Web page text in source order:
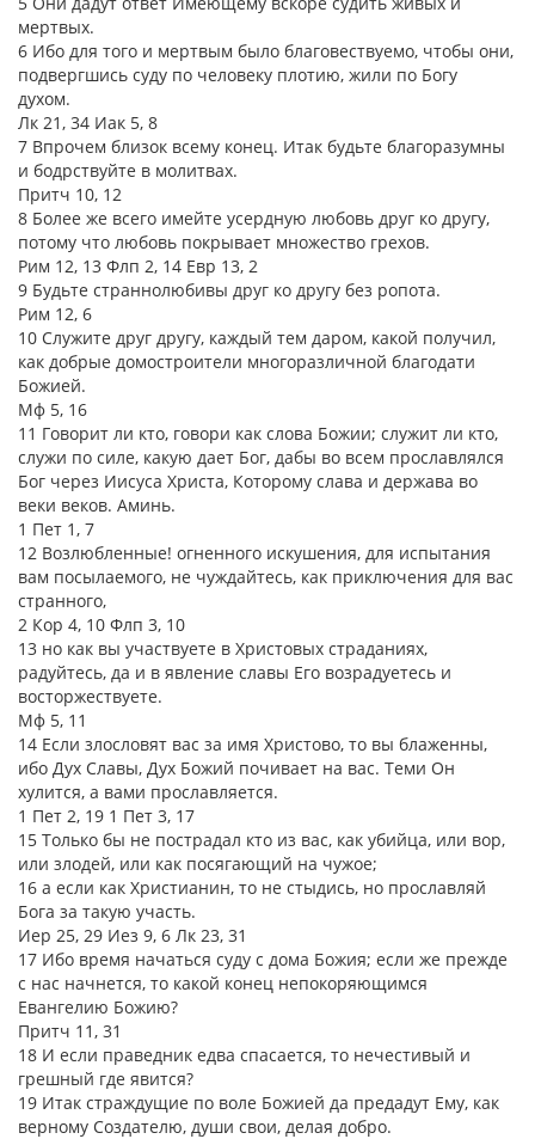
мертвых.
6 Ибо для того и мертвым было благовествуемо, чтобы они,
подвергшись суду по человеку плотию, жили по Богу
духом.
Лк 21, 34 Иак 5, 8
7 Впрочем близок всему конец. Итак будьте благоразумны
и бодрствуйте в молитвах.
Притч 10, 12
8 Более же всего имейте усердную любовь друг ко другу,
потому что любовь покрывает множество грехов.
Рим 12, 13 Флп 2, 14 Евр 13, 2
9 Будьте страннолюбивы друг ко другу без ропота.
Рим 12, 6
10 Служите друг другу, каждый тем даром, какой получил,
как добрые домостроители многоразличной благодати
Божией.
Мф 5, 16
11 Говорит ли кто, говори как слова Божии; служит ли кто,
служи по силе, какую дает Бог, дабы во всем прославлялся
Бог через Иисуса Христа, Которому слава и держава во
веки веков. Аминь.
1 Пет 1, 7
12 Возлюбленные! огненного искушения, для испытания
вам посылаемого, не чуждайтесь, как приключения для вас
странного,
2 Кор 4, 10 Флп 3, 10
13 но как вы участвуете в Христовых страданиях,
радуйтесь, да и в явление славы Его возрадуетесь и
восторжествуете.
Мф 5, 11
14 Если злословят вас за имя Христово, то вы блаженны,
ибо Дух Славы, Дух Божий почивает на вас. Теми Он
хулится, а вами прославляется.
1 Пет 2, 19 1 Пет 3, 17
15 Только бы не пострадал кто из вас, как убийца, или вор,
или злодей, или как посягающий на чужое;
16 а если как Христианин, то не стыдись, но прославляй
Бога за такую участь.
Иер 25, 29 Иез 9, 6 Лк 23, 31
17 Ибо время начаться суду с дома Божия; если же прежде
с нас начнется, то какой конец непокоряющимся
Евангелию Божию?
Притч 11, 31
18 И если праведник едва спасается, то нечестивый и
грешный где явится?
19 Итак страждущие по воле Божией да предадут Ему, как
верному Создателю, души свои, делая добро.